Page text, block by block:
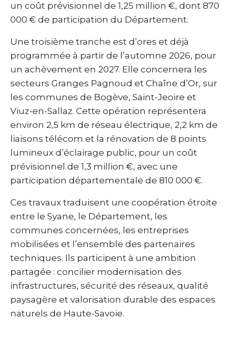
un coût prévisionnel de 1,25 million €, dont 870
000 € de participation du Département.
Une troisième tranche est d’ores et déjà
programmée à partir de l’automne 2026, pour
un achèvement en 2027. Elle concernera les
secteurs Granges Pagnoud et Chaîne d’Or, sur
les communes de Bogève, Saint-Jeoire et
Viuz-en-Sallaz. Cette opération représentera
environ 2,5 km de réseau électrique, 2,2 km de
liaisons télécom et la rénovation de 8 points
lumineux d’éclairage public, pour un coût
prévisionnel de 1,3 million €, avec une
participation départementale de 810 000 €.
Ces travaux traduisent une coopération étroite
entre le Syane, le Département, les
communes concernées, les entreprises
mobilisées et l’ensemble des partenaires
techniques. Ils participent à une ambition
partagée : concilier modernisation des
infrastructures, sécurité des réseaux, qualité
paysagère et valorisation durable des espaces
naturels de Haute-Savoie.